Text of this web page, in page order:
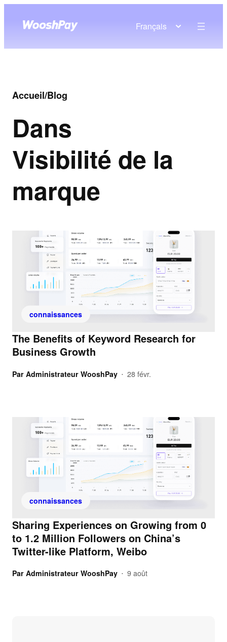
Français
Accueil/Blog
Dans
Visibilité de la
marque
connaissances
The Benefits of Keyword Research for
Business Growth
Par Administrateur WooshPay • 28 févr.
connaissances
Sharing Experiences on Growing from 0
to 1.2 Million Followers on China’s
Twitter-like Platform, Weibo
Par Administrateur WooshPay • 9 août